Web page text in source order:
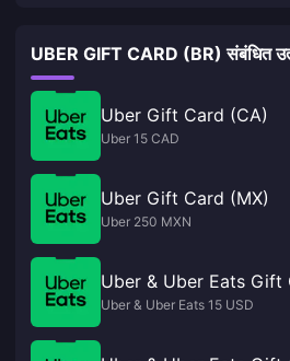
UBER GIFT CARD (BR) संबंधित
Uber Gift Card (CA)
Uber 15 CAD
Uber Gift Card (MX)
Uber 250 MXN
Uber & Uber Eats Gift
Uber & Uber Eats 15 USD